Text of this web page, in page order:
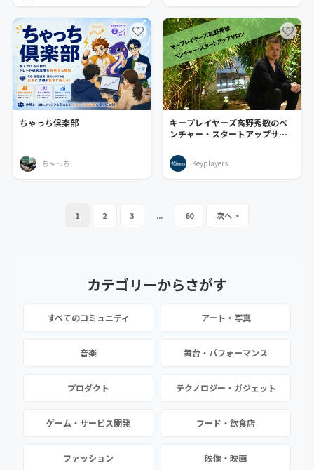
ちゃっち倶楽部
ちゃっち
キープレイヤーズ高野秀敏のベ
ンチャー・スタートアップサロ
Keyplayers
1 2 3 ... 60
カテゴリーからさがす
すべてのコミュニティ アート・写真
音楽 舞台・パフォーマンス
プロダクト テクノロジー・ガジェット
ゲーム・サービス開発 フード・飲食店
ファッション 映像・映画